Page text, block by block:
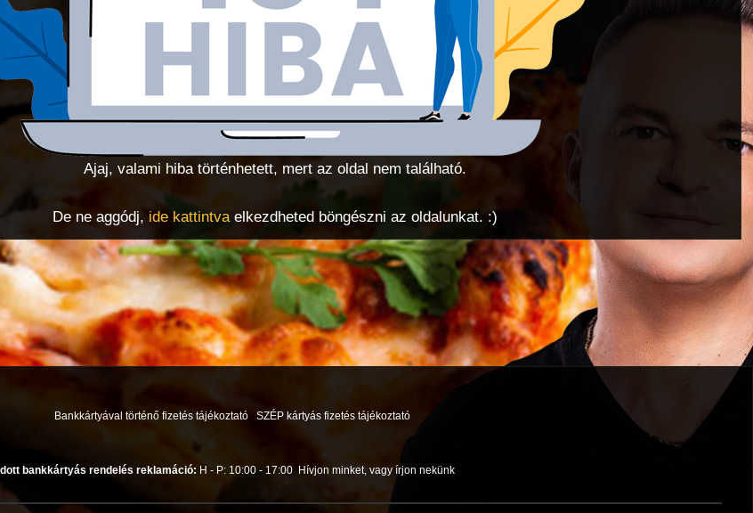
Ajaj, valami hiba történhetett, mert az oldal nem található.
De ne aggódj, ide kattintvaelkezdheted böngészni az oldalunkat. :)
Bankkártyával történő fizetés tájékoztató SZÉP kártyás fizetés tájékoztató
bankkártyás rendelés reklamáció: H - P: 10:00 - 17:00 Hívjon minket, vagy írjon nekünk